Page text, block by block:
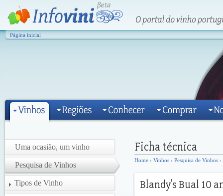
Página inicial
Uma ocasião, um vinho
Pesquisa de Vinhos
Tipos de Vinho
Home › Vinhos › Pesquisa de Vinhos